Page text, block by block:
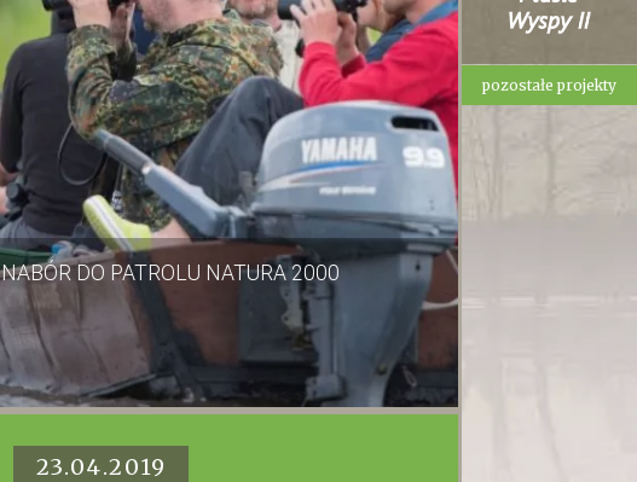
pozostałe projekty
NABÓR DO PATROLU NATURA 2000
23.04.2019